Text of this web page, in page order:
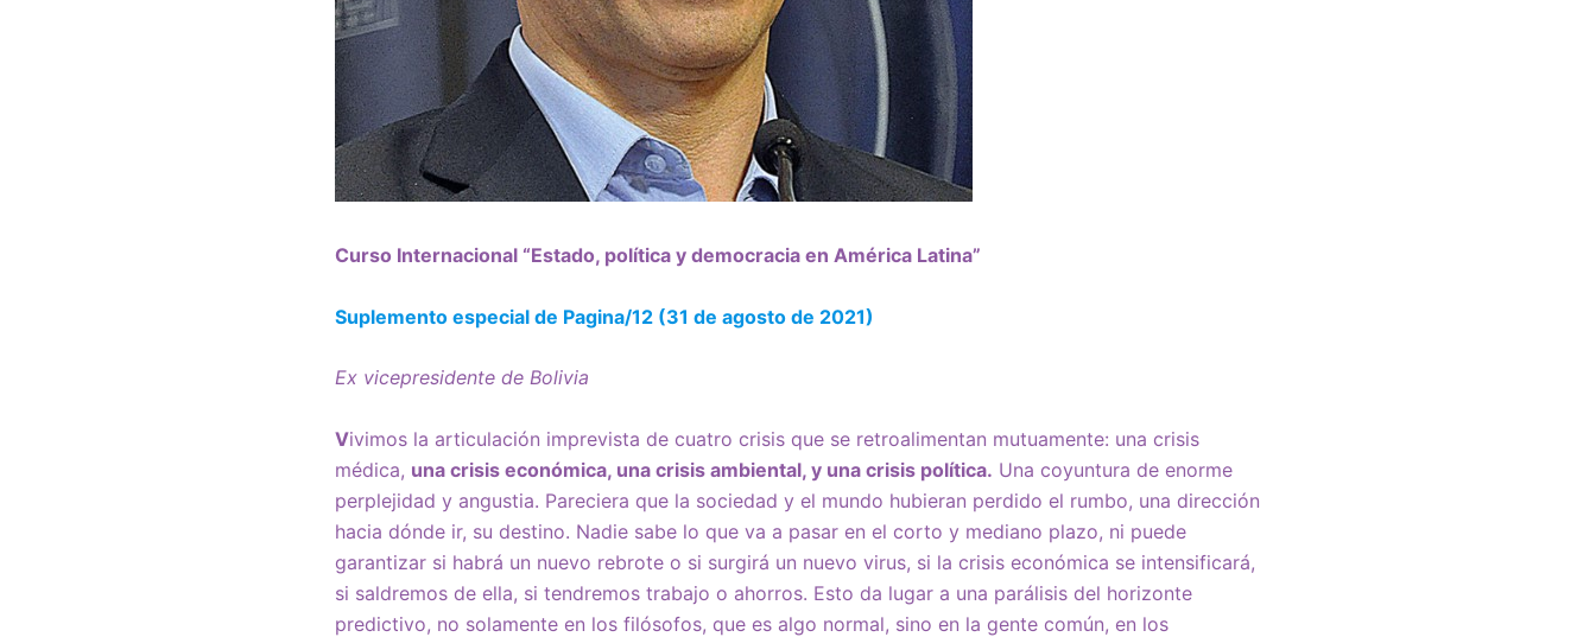
Curso Internacional “Estado, política y democracia en América Latina”
Suplemento especial de Pagina/12 (31 de agosto de 2021)
Ex vicepresidente de Bolivia
Vivimos la articulación imprevista de cuatro crisis que se retroalimentan mutuamente: una crisis
médica, una crisis económica, una crisis ambiental, y una crisis política. Una coyuntura de enorme
perplejidad y angustia. Pareciera que la sociedad y el mundo hubieran perdido el rumbo, una dirección
hacia dónde ir, su destino. Nadie sabe lo que va a pasar en el corto y mediano plazo, ni puede
garantizar si habrá un nuevo rebrote o si surgirá un nuevo virus, si la crisis económica se intensificará,
si saldremos de ella, si tendremos trabajo o ahorros. Esto da lugar a una parálisis del horizonte
predictivo, no solamente en los filósofos, que es algo normal, sino en la gente común, en los